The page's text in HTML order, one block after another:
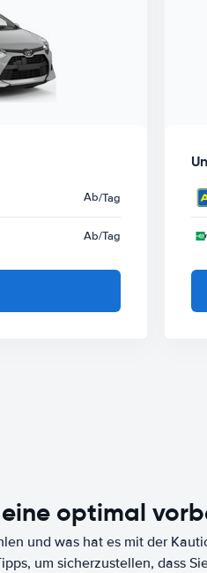
Ab/Tag
Ab/Tag
optimal
und was hat es mit der
um sicherzustellen, dass